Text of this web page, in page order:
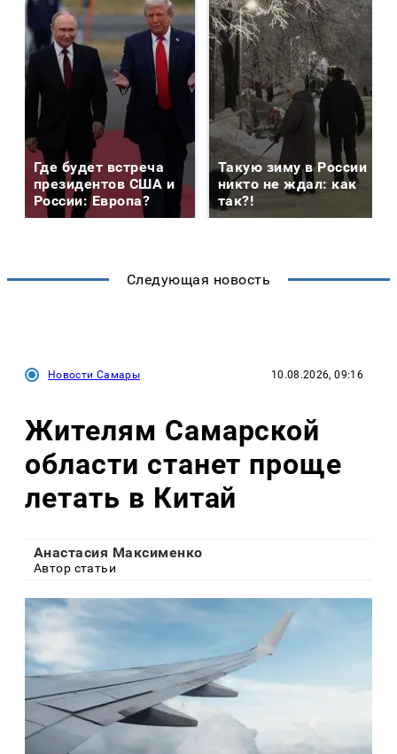
Где будет встреча
президентов США и
России: Европа?
Такую зиму в России
никто не ждал: как
так?!
Следующая новость
Новости Самары 10.08.2026, 09:16
Жителям Самарской
области станет проще
летать в Китай
Анастасия Максименко
Автор статьи